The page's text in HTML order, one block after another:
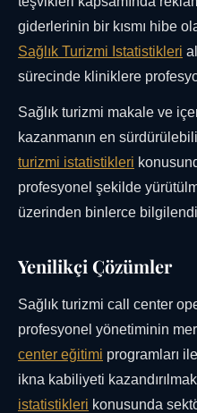
giderlerinin bir kısmı hibe
Sağlık Turizmi Istatistikleri
sürecinde kliniklere
Sağlık turizmi makale ve
kazanmanın en
turizmi istatistikleri
profesyonel şekilde
üzerinden binlerce
Yenilikçi Çözümler
Sağlık turizmi call center
profesyonel yönetiminin
center eğitimi programları
ikna kabiliyeti
istatistikleri konusunda